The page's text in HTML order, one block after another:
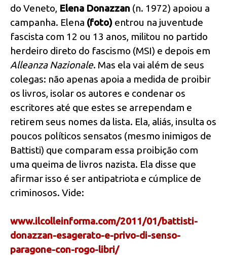
do Veneto, Elena Donazzan (n. 1972) apoiou a
campanha. Elena (foto) entrou na juventude
fascista com 12 ou 13 anos, militou no partido
herdeiro direto do fascismo (MSI) e depois em
Alleanza Nazionale. Mas ela vai além de seus
colegas: não apenas apoia a medida de proibir
os livros, isolar os autores e condenar os
escritores até que estes se arrependam e
retirem seus nomes da lista. Ela, aliás, insulta os
poucos políticos sensatos (mesmo inimigos de
Battisti) que comparam essa proibição com
uma queima de livros nazista. Ela disse que
afirmar isso é ser antipatriota e cúmplice de
criminosos. Vide:
www.ilcolleinforma.com/2011/01/battisti-
donazzan-esagerato-e-privo-di-senso-
paragone-con-rogo-libri/